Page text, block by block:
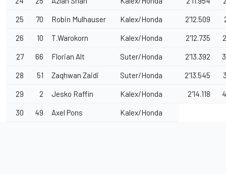
25 70 Robin Mulhauser Kalex/Honda 2'12.509
26 10 T.Warokorn Kalex/Honda 2'12.735
27 66 Florian Alt Suter/Honda 2'13.392
28 51 Zaqhwan Zaidi Suter/Honda 2'13.545
29 2 Jesko Raffin Kalex/Honda 2'14.118
30 49 Axel Pons Kalex/Honda